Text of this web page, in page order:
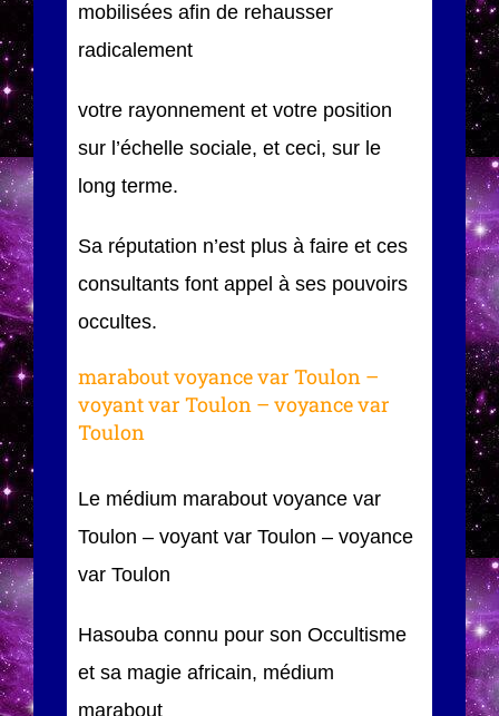
mobilisées afin de rehausser
radicalement
votre rayonnement et votre position
sur l’échelle sociale, et ceci, sur le
long terme.
Sa réputation n’est plus à faire et ces
consultants font appel à ses pouvoirs
occultes.
marabout voyance var Toulon –
voyant var Toulon – voyance var
Toulon
Le médium marabout voyance var
Toulon – voyant var Toulon – voyance
var Toulon
Hasouba connu pour son Occultisme
et sa magie africain, médium
marabout